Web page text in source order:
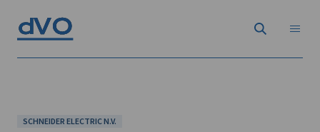
SCHNEIDER ELECTRIC N.V.